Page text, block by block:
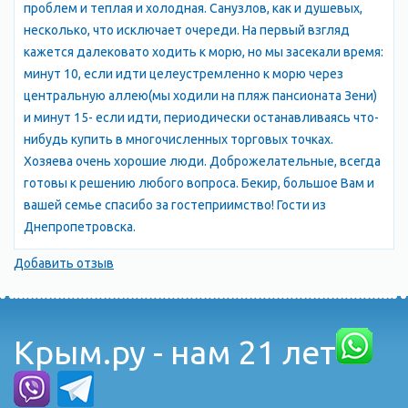
проблем и теплая и холодная. Санузлов, как и душевых,
несколько, что исключает очереди. На первый взгляд
кажется далековато ходить к морю, но мы засекали время:
минут 10, если идти целеустремленно к морю через
центральную аллею(мы ходили на пляж пансионата Зени)
и минут 15- если идти, периодически останавливаясь что-
нибудь купить в многочисленных торговых точках.
Хозяева очень хорошие люди. Доброжелательные, всегда
готовы к решению любого вопроса. Бекир, большое Вам и
вашей семье спасибо за гостеприимство! Гости из
Днепропетровска.
Добавить отзыв
Крым.ру - нам 21 лет